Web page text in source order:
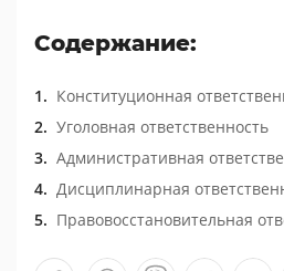
Содержание:
Конституционная
Уголовная ответственность
Административная
Дисциплинарная
Правовосстановительная